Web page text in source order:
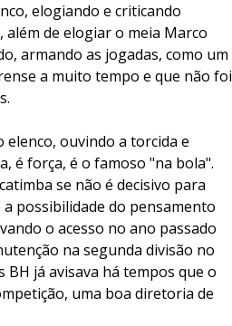
elogiando e criticando
de elogiar o meia Marco
armando as jogadas, como um
a muito tempo e que não foi
ouvindo a torcida e
é força, é o famoso "na bola".
se não é decisivo para
possibilidade do pensamento
o acesso no ano passado
na segunda divisão no
já avisava há tempos que o
uma boa diretoria de